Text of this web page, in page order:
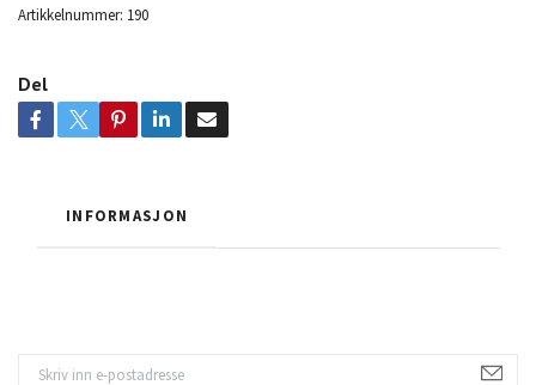
Artikkelnummer: 190
Del
INFORMASJON